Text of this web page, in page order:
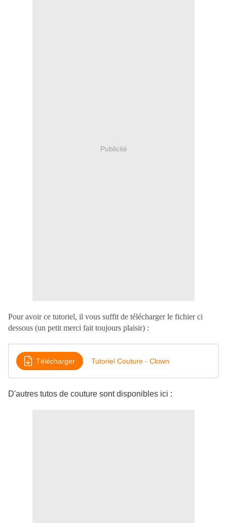
Publicité
Pour avoir ce tutoriel, il vous suffit de télécharger le fichier ci
dessous (un petit merci fait toujours plaisir) :
Télécharger Tutoriel Couture - Clown
D'autres tutos de couture sont disponibles ici :